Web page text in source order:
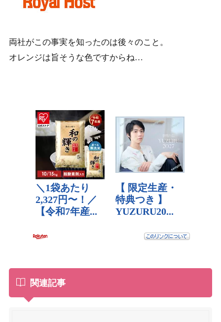
両社がこの事実を知ったのは後々のこと。
オレンジは旨そうな色ですからね…
関連記事